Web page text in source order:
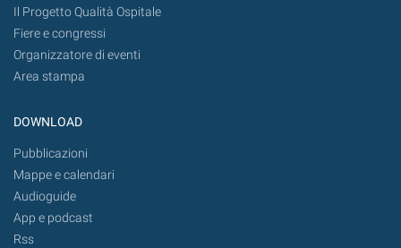
Il Progetto Qualità Ospitale
Fiere e congressi
Organizzatore di eventi
Area stampa
DOWNLOAD
Pubblicazioni
Mappe e calendari
Audioguide
App e podcast
Rss